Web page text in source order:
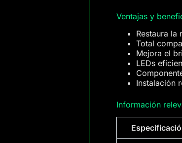
Ventajas y
Restaura la
Total
Mejora el
LEDs
Instalación
Información